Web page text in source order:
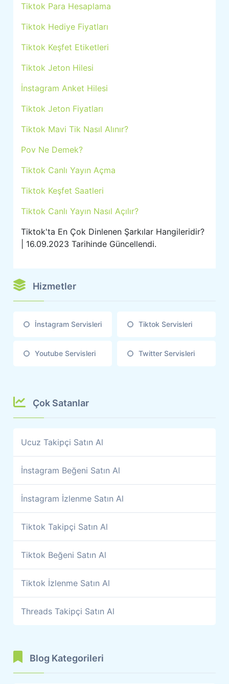
Tiktok Para Hesaplama
Tiktok Hediye Fiyatları
Tiktok Keşfet Etiketleri
Tiktok Jeton Hilesi
İnstagram Anket Hilesi
Tiktok Jeton Fiyatları
Tiktok Mavi Tik Nasıl Alınır?
Pov Ne Demek?
Tiktok Canlı Yayın Açma
Tiktok Keşfet Saatleri
Tiktok Canlı Yayın Nasıl Açılır?
Tiktok'ta En Çok Dinlenen Şarkılar Hangileridir?
| 16.09.2023 Tarihinde Güncellendi.
Hizmetler
İnstagram Servisleri Tiktok Servisleri
Youtube Servisleri Twitter Servisleri
Çok Satanlar
Ucuz Takipçi Satın Al
İnstagram Beğeni Satın Al
İnstagram İzlenme Satın Al
Tiktok Takipçi Satın Al
Tiktok Beğeni Satın Al
Tiktok İzlenme Satın Al
Threads Takipçi Satın Al
Blog Kategorileri